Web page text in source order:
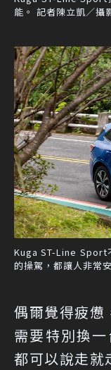
能。 記者陳立凱／攝
Kuga ST-Line Sport
的操駕，都讓人非常
偶爾覺得疲憊
需要特別換
都可以說走就